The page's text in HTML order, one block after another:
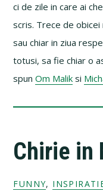
ci de zile in care ai
scris. Trece de obicei
sau chiar in ziua
totusi, sa fie chiar o
spunOm Malik si
Chirie in
FUNNY,